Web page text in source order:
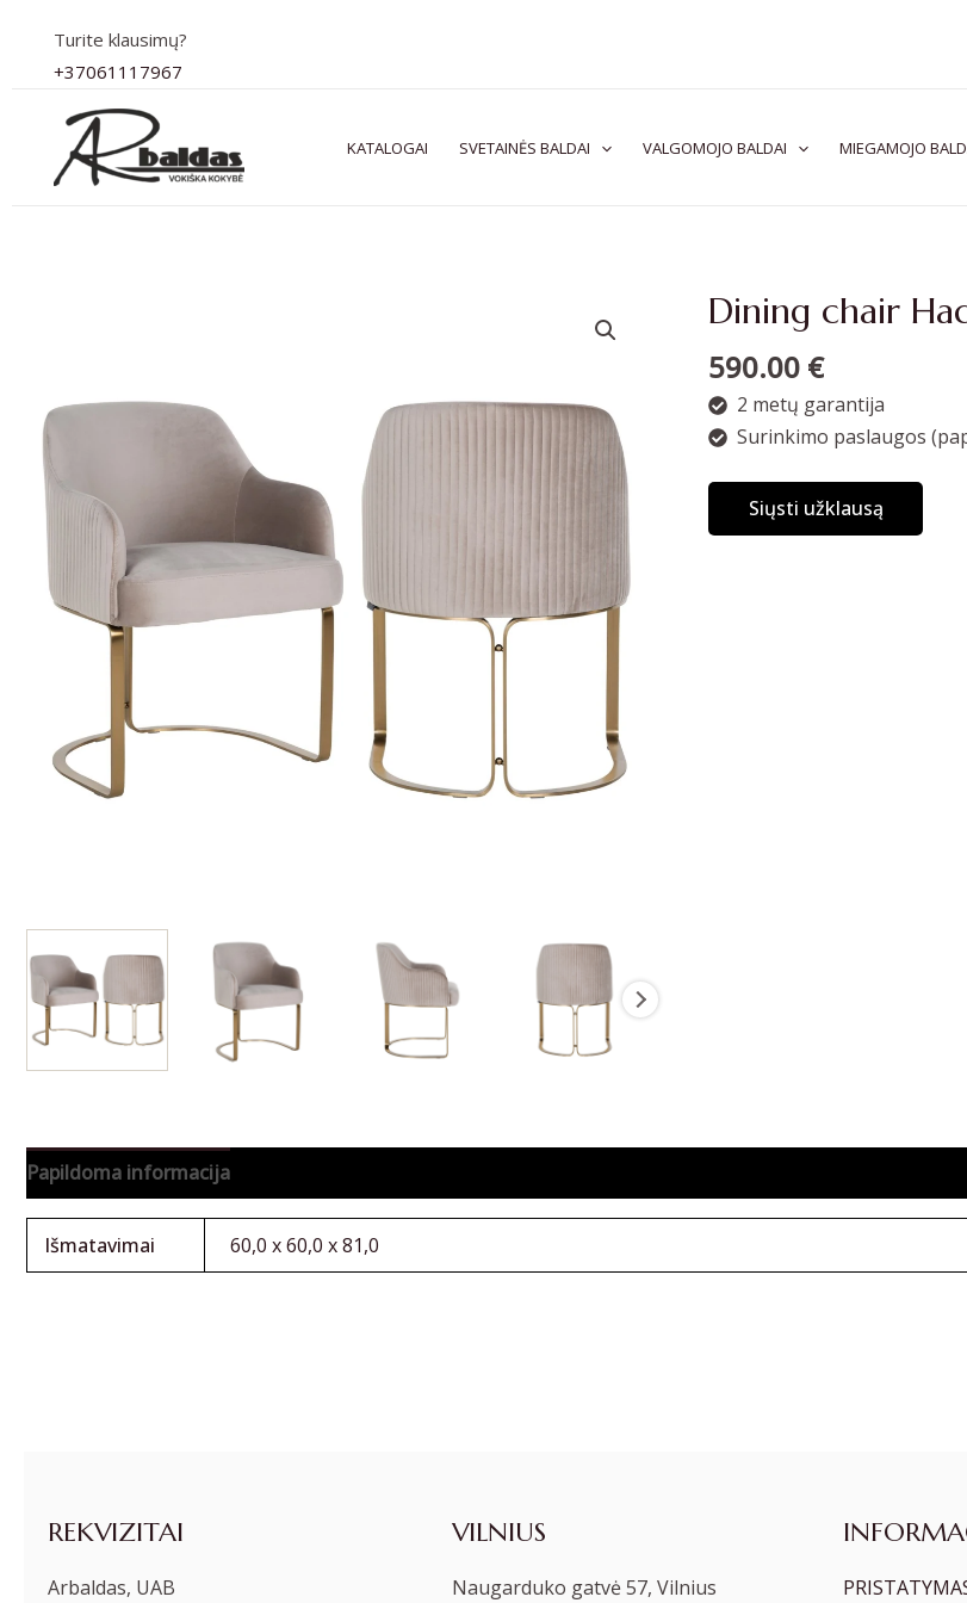
turinio
Turite klausimų?
+37061117967
KATALOGAI SVETAINĖS BALDAI VALGOMOJO BALDAI MIEGAMOJO
Dining chair
590.00 €
2 metų garantija
Surinkimo paslaugos
Siųsti užklausą
Papildoma informacija
Išmatavimai 60,0 x 60,0 x 81,0
REKVIZITAI
Arbaldas, UAB
VILNIUS
Naugarduko gatvė 57, Vilnius